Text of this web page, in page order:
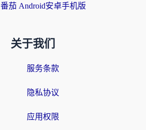
番茄 Android安卓手机版
关于我们
服务条款
隐私协议
应用权限